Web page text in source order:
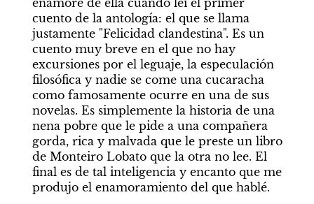
cuento de la antología: el que se llama
justamente "Felicidad clandestina". Es un
cuento muy breve en el que no hay
excursiones por el leguaje, la especulación
filosófica y nadie se come una cucaracha
como famosamente ocurre en una de sus
novelas. Es simplemente la historia de una
nena pobre que le pide a una compañera
gorda, rica y malvada que le preste un libro
de Monteiro Lobato que la otra no lee. El
final es de tal inteligencia y encanto que me
produjo el enamoramiento del que hablé.